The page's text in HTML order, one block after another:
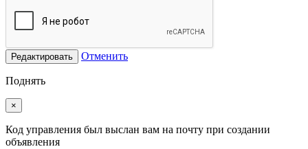
Редактировать Отменить
Поднять
×
Код управления был выслан вам на почту при создании
объявления